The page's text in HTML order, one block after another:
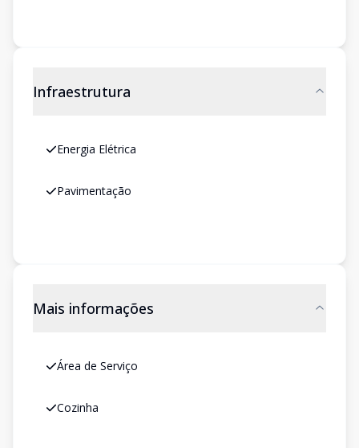
Infraestrutura
Energia Elétrica
Pavimentação
Mais informações
Área de Serviço
Cozinha